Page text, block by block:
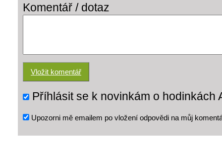
Komentář / dotaz
Příhlásit se k novinkám o hodinkách
Upozorni mě emailem po vložení odpovědi na můj